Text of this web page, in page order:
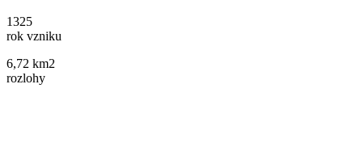
1325
rok vzniku
6,72 km2
rozlohy